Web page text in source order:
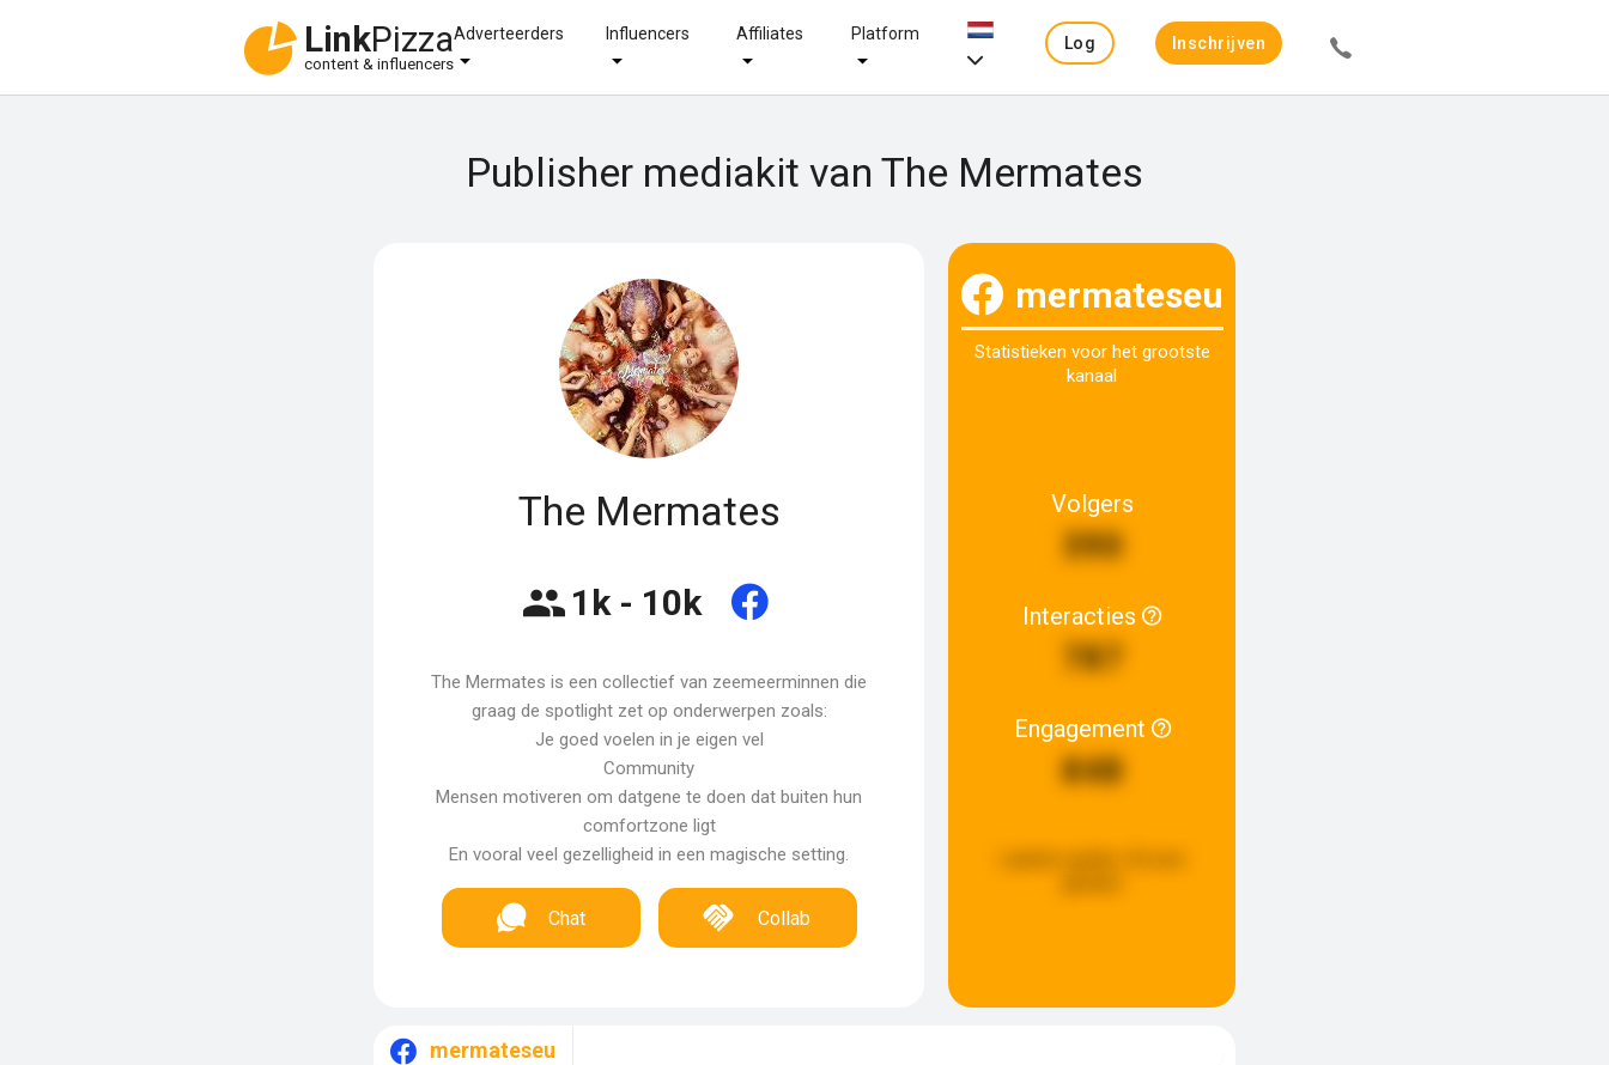
LinkPizza
content & influencers
Adverteerders Influencers Affiliates Platform
Log
Inschrijven
Publisher mediakit van The Mermates
The Mermates
1k - 10k
The Mermates is een collectief van zeemeerminnen die
graag de spotlight zet op onderwerpen zoals:
Je goed voelen in je eigen vel
Community
Mensen motiveren om datgene te doen dat buiten hun
comfortzone ligt
En vooral veel gezelligheid in een magische setting.
Chat Collab
mermateseu
Statistieken voor het grootste
kanaal
Volgers
390
Interacties
787
Engagement
848
mermateseu